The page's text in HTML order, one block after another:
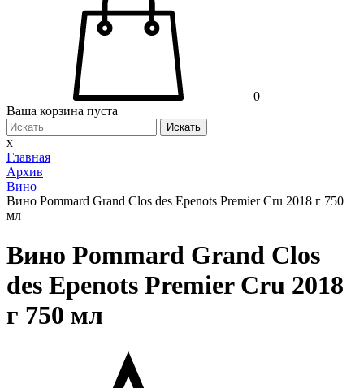
0
Ваша корзина пуста
Искать
x
Главная
Архив
Вино
Вино Pommard Grand Clos des Epenots Premier Cru 2018 г 750
мл
Вино Pommard Grand Clos
des Epenots Premier Cru 2018
г 750 мл